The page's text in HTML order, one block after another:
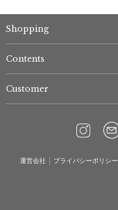
Shopping
Contents
Customer
運営会社 プライバシーポリシー